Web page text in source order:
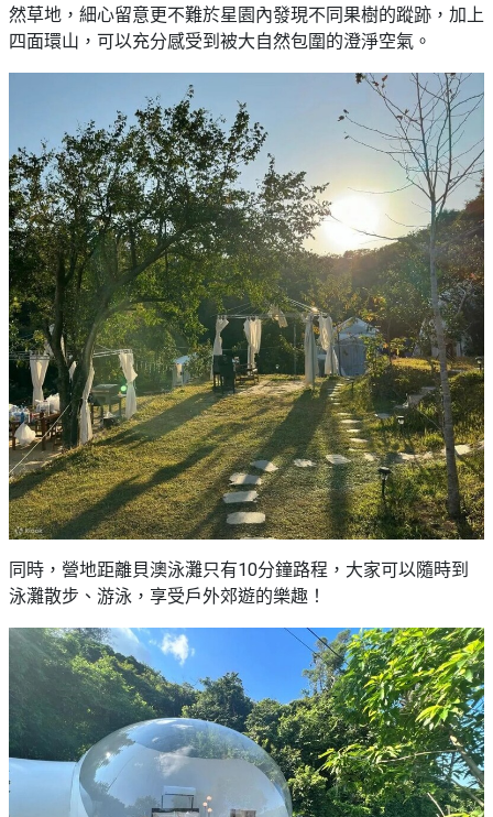
然草地，細心留意更不難於星園內發現不同果樹的蹤跡，加上
四面環山，可以充分感受到被大自然包圍的澄淨空氣。
同時，營地距離貝澳泳灘只有10分鐘路程，大家可以隨時到
泳灘散步、游泳，享受戶外郊遊的樂趣！